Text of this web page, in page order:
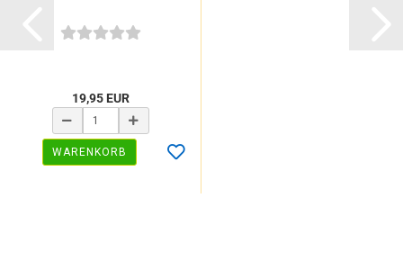
19,95 EUR
WARENKORB